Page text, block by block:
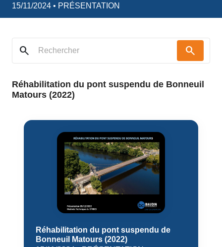
15/11/2024 • PRÉSENTATION
search search
Réhabilitation du pont suspendu de Bonneuil
Matours (2022)
Réhabilitation du pont suspendu de
Bonneuil Matours (2022)